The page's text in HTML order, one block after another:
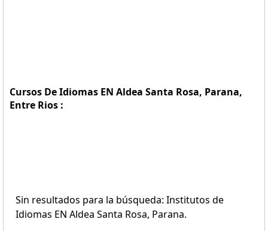
Cursos De Idiomas EN Aldea Santa Rosa, Parana,
Entre Rios :
Sin resultados para la búsqueda: Institutos de
Idiomas EN Aldea Santa Rosa, Parana.